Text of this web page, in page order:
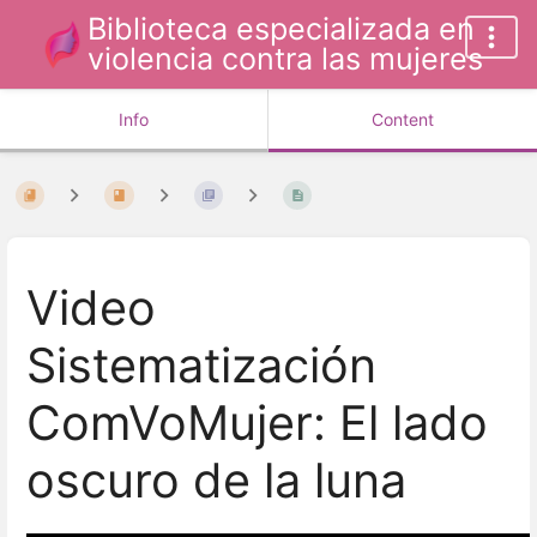
Biblioteca especializada en
violencia contra las mujeres
Info Content
Video
Sistematización
ComVoMujer: El lado
oscuro de la luna